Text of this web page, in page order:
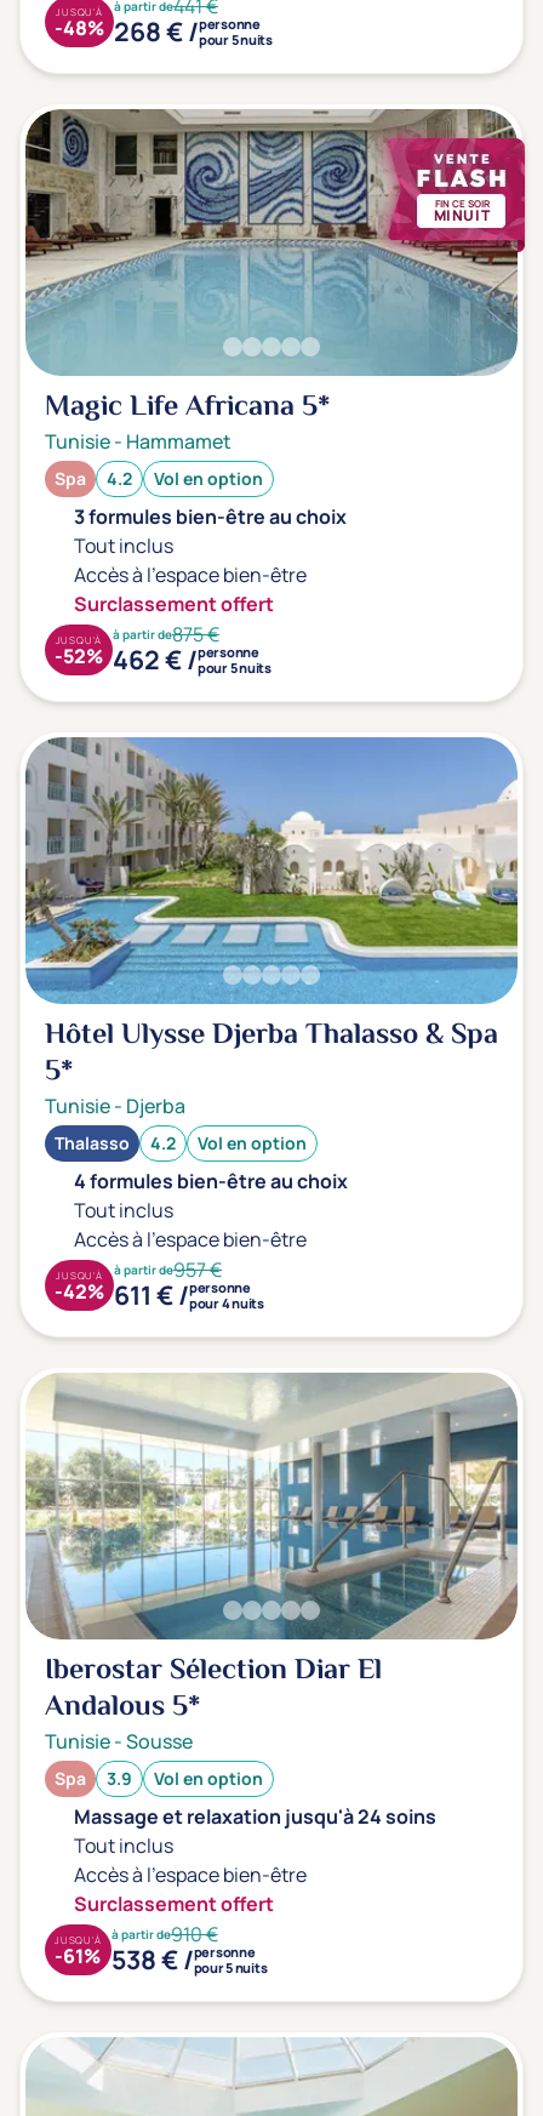
à partir de441 €
268 € /personne
pour 5 nuits
JUSQU'À
-48%
FIN CE SOIR
MINUIT
Magic Life Africana 5*
Tunisie- Hammamet
Spa 4.2 Vol en option
3 formules bien-être au choix
Tout inclus
Accès à l'espace bien-être
Surclassement offert
à partir de875 €
462 € /personne
pour 5 nuits
JUSQU'À
-52%
Hôtel Ulysse Djerba Thalasso & Spa
5*
Tunisie- Djerba
Thalasso 4.2 Vol en option
4 formules bien-être au choix
Tout inclus
Accès à l'espace bien-être
à partir de957 €
611 € /personne
pour 4 nuits
JUSQU'À
-42%
Iberostar Sélection Diar El
Andalous5*
Tunisie-Sousse
Spa 3.9 Vol en option
Massage et relaxation jusqu'à 24 soins
Tout inclus
Accès à l'espace bien-être
Surclassement offert
à partir de910 €
538 € /personne
pour 5 nuits
JUSQU'À
-61%